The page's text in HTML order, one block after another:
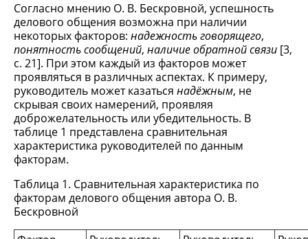
Согласно мнению О. В. Бескровной, успешность
делового общения возможна при наличии
некоторых факторов: надежность говорящего,
понятность сообщений, наличие обратной связи [3,
с. 21]. При этом каждый из факторов может
проявляться в различных аспектах. К примеру,
руководитель может казаться надёжным, не
скрывая своих намерений, проявляя
доброжелательность или убедительность. В
таблице 1 представлена сравнительная
характеристика руководителей по данным
факторам.
Таблица 1. Сравнительная характеристика по
факторам делового общения автора О. В.
Бескровной